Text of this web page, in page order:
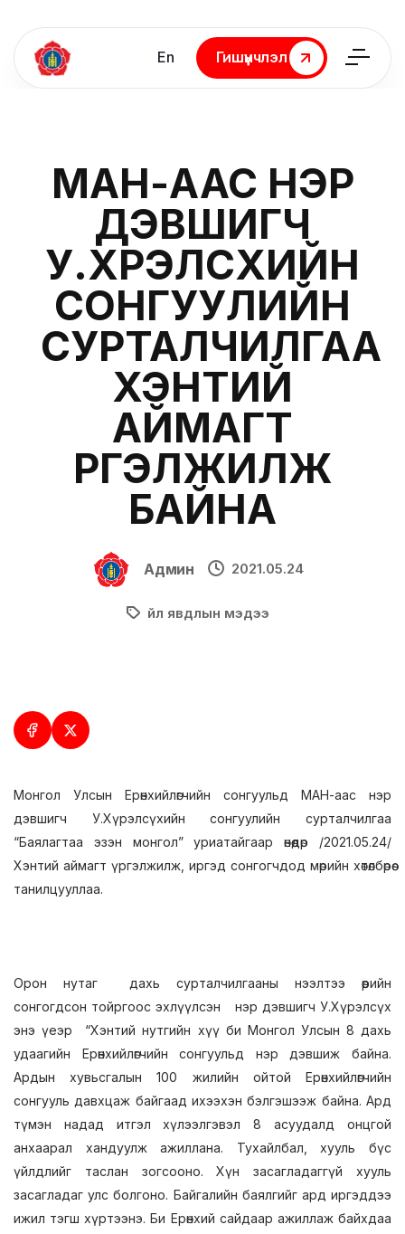
En
Гишүүнчлэл
Гишүүнчлэл
МАН-ААС НЭР
ДЭВШИГЧ
У.ХҮРЭЛСҮХИЙН
СОНГУУЛИЙН
СУРТАЛЧИЛГАА
ХЭНТИЙ
АЙМАГТ
ҮРГЭЛЖИЛЖ
БАЙНА
Админ 2021.05.24
Үйл явдлын мэдээ
Монгол Улсын Ерөнхийлөгчийн сонгуульд МАН-аас нэр
дэвшигч У.Хүрэлсүхийн сонгуулийн сурталчилгаа
“Баялагтаа эзэн монгол” уриатайгаар өнөөдөр /2021.05.24/
Хэнтий аймагт үргэлжилж, иргэд сонгогчдод мөрийн хөтөлбөрөө
танилцууллаа.
Орон нутаг дахь сурталчилгааны нээлтээ өөрийн
сонгогдсон тойргоос эхлүүлсэн нэр дэвшигч У.Хүрэлсүх
энэ үеэр “Хэнтий нутгийн хүү би Монгол Улсын 8 дахь
удаагийн Ерөнхийлөгчийн сонгуульд нэр дэвшиж байна.
Ардын хувьсгалын 100 жилийн ойтой Ерөнхийлөгчийн
сонгууль давхцаж байгаад ихээхэн бэлгэшээж байна. Ард
түмэн надад итгэл хүлээлгэвэл 8 асуудалд онцгой
анхаарал хандуулж ажиллана. Тухайлбал, хууль бүс
үйлдлийг таслан зогсооно. Хүн засагладаггүй хууль
засагладаг улс болгоно. Байгалийн баялгийг ард иргэддээ
ижил тэгш хүртээнэ. Би Ерөнхий сайдаар ажиллаж байхдаа